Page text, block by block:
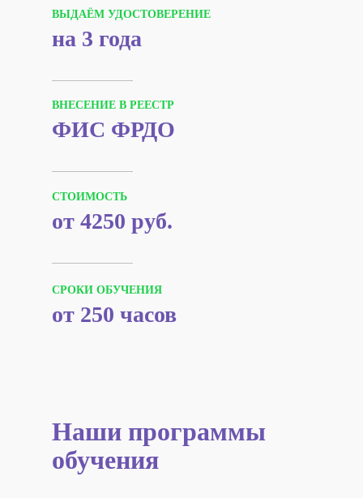
ВЫДАЁМ УДОСТОВЕРЕНИЕ
на 3 года
ВНЕСЕНИЕ В РЕЕСТР
ФИС ФРДО
СРОКИ ОБУЧЕНИЯ
СТОИМОСТЬ
от 250 часов
от 4250 руб.
Наши программы
обучения